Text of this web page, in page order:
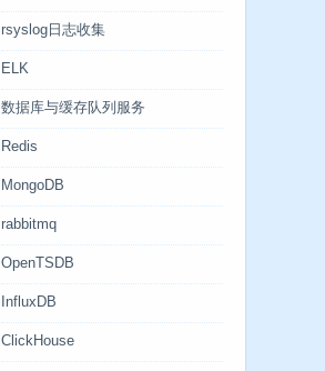
rsyslog日志收集
ELK
数据库与缓存队列服务
Redis
MongoDB
rabbitmq
OpenTSDB
InfluxDB
ClickHouse